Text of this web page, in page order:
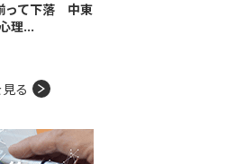
って下落 中東
理...
る